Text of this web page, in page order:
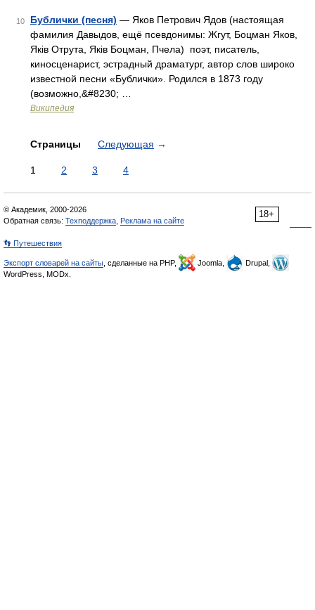
10 Бублички (песня) — Яков Петрович Ядов (настоящая
фамилия Давыдов, ещё псевдонимы: Жгут, Боцман Яков,
Яків Отрута, Якiв Боцман, Пчела) поэт, писатель,
киносценарист, эстрадный драматург, автор слов широко
известной песни «Бублички». Родился в 1873 году
(возможно,&#8230; …
Википедия
Страницы Следующая →
1 2 3 4
18+
© Академик, 2000-2026
Обратная связь: Техподдержка Реклама на сайте
👣 Путешествия
Экспорт словарей на сайты , сделанные на PHP, Joomla,
Drupal,
WordPress, MODx.